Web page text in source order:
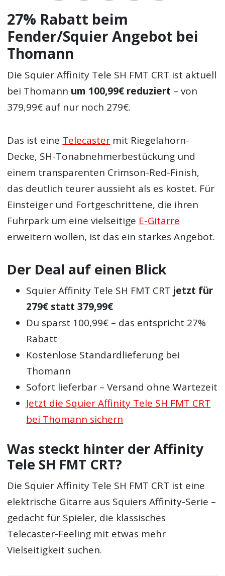
27% Rabatt beim
Fender/Squier Angebot bei
Thomann
Die Squier Affinity Tele SH FMT CRT ist aktuell
bei Thomann um 100,99€ reduziert – von
379,99€ auf nur noch 279€.
Das ist eine Telecaster mit Riegelahorn-
Decke, SH-Tonabnehmerbestückung und
einem transparenten Crimson-Red-Finish,
das deutlich teurer aussieht als es kostet. Für
Einsteiger und Fortgeschrittene, die ihren
Fuhrpark um eine vielseitige E-Gitarre
erweitern wollen, ist das ein starkes Angebot.
Der Deal auf einen Blick
Squier Affinity Tele SH FMT CRT jetzt für
279€ statt 379,99€
Du sparst 100,99€ – das entspricht 27%
Rabatt
Kostenlose Standardlieferung bei
Thomann
Sofort lieferbar – Versand ohne Wartezeit
Jetzt die Squier Affinity Tele SH FMT CRT
bei Thomann sichern
Was steckt hinter der Affinity
Tele SH FMT CRT?
Die Squier Affinity Tele SH FMT CRT ist eine
elektrische Gitarre aus Squiers Affinity-Serie –
gedacht für Spieler, die klassisches
Telecaster-Feeling mit etwas mehr
Vielseitigkeit suchen.